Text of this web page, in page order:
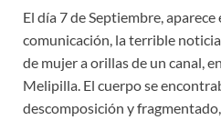
El día 7 de Septiembre,
comunicación, la terrible
de mujer a orillas de un canal,
Melipilla. El cuerpo se
descomposición y